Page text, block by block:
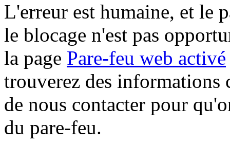
L'erreur est humaine, et le
le blocage n'est pas
la page Pare-feu web activé
trouverez des informations
de nous contacter pour
du pare-feu.